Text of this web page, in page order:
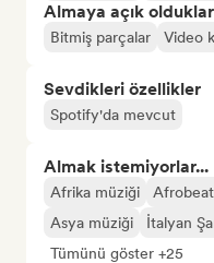
Almaya açık
Bitmiş parçalar Video
Sevdikleri özellikler
Spotify'da mevcut
Almak istemiyorlar...
Afrika müziği
Asya müziği
İtalyan
Tümünü göster +25